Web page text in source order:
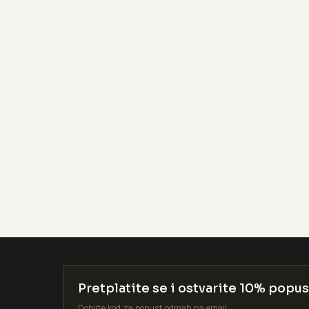
Pretplatite se i ostvarite 10%